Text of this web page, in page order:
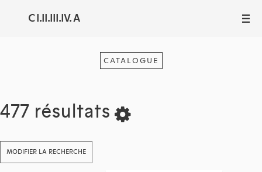
C I.II.III.IV. A III
CATALOGUE
477 résultats
MODIFIER LA RECHERCHE